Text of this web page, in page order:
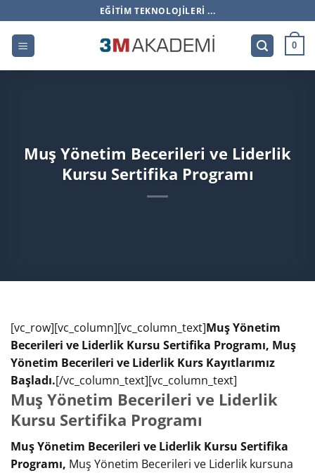
atla
EĞITIM TEKNOLOJILERI ...
0
Muş Yönetim Becerileri ve Liderlik
Kursu Sertifika Programı
[vc_row][vc_column][vc_column_text]Muş Yönetim
Becerileri ve Liderlik Kursu Sertifika Programı, Muş
Yönetim Becerileri ve Liderlik Kurs Kayıtlarımız
Başladı.[/vc_column_text][vc_column_text]
Muş Yönetim Becerileri ve Liderlik
Kursu Sertifika Programı
Muş Yönetim Becerileri ve Liderlik Kursu Sertifika
Programı, Muş Yönetim Becerileri ve Liderlik kursuna